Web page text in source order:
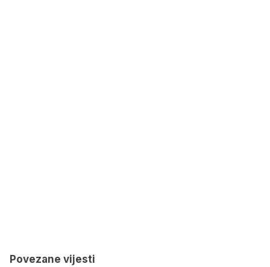
Povezane vijesti